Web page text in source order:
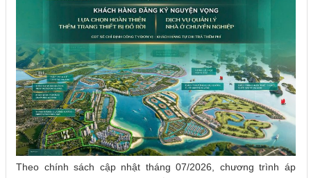
Theo chính sách cập nhật tháng 07/2026, chương trình áp